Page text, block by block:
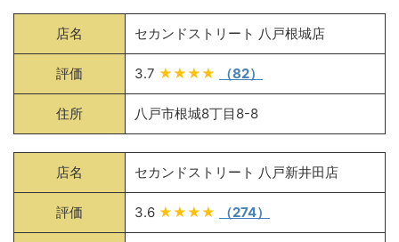
店名 セカンドストリート 八戸根城店
評価 3.7 ★★★★ （82）
住所 八戸市根城8丁目8-8
店名 セカンドストリート 八戸新井田店
評価 3.6 ★★★★ （274）